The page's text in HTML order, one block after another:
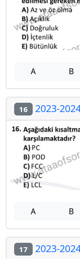
A B
16 2023-
A B
17 2023-